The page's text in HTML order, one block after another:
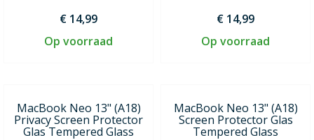
€ 14,99
Op voorraad
€ 14,99
Op voorraad
MacBook Neo 13" (A18)
Privacy Screen Protector
Glas Tempered Glass
MacBook Neo 13" (A18)
Screen Protector Glas
Tempered Glass